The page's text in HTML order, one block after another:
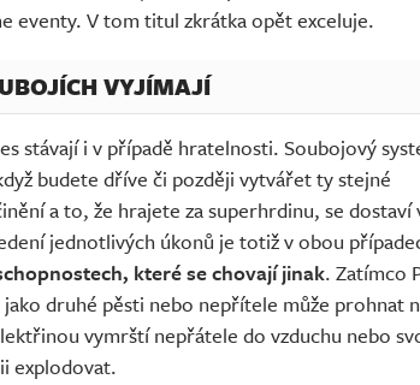
eventy. V tom titul zkrátka opět exceluje.
VYJÍMAJÍ
stávají i v případě hratelnosti. Soubojový
budete dříve či později vytvářet ty stejné
a to, že hrajete za superhrdinu, se dostaví
jednotlivých úkonů je totiž v obou
které se chovají jinak. Zatímco
druhé pěsti nebo nepřítele může prohnat
vymrští nepřátele do vzduchu nebo
explodovat.